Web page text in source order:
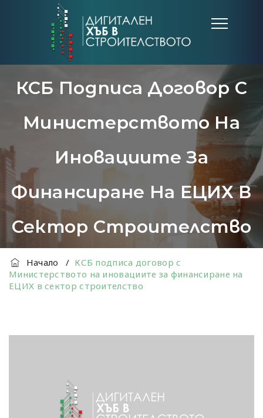
КСБ Подписа Договор С
Министерството На
Иновациите За
Финансиране На ЕЦИХ В
Сектор Строителство
Начало / КСБ подписа договор с
Министерството на иновациите за финансиране на
ЕЦИХ в сектор строителство